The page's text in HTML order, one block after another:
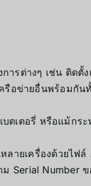
รต่างๆ เช่น ติด
รือข่ายอื่นพร้อมกัน
ตเตอรี่ หรือแม้ก
ายเครื่องด้วยไ
Serial Number